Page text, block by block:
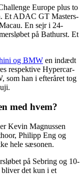
Europe plus to
Et ADAC GT Masters-
En sejr i 24-
på Bathurst. Et
og BMW en indædt
respektive Hypercar-
som han i efteråret tog
med hvem?
Kevin Magnussen
Philipp Eng og
hele sæsonen.
på Sebring og 10-
det kun i et